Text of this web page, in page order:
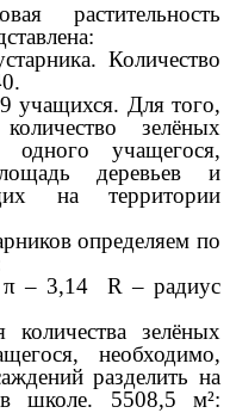
растительность
Количество
Для того,
зелёных
одного учащегося,
деревьев и
на территории
определяем по
– 3,14 R – радиус
зелёных
необходимо,
разделить на
в школе. 5508,5 м²: